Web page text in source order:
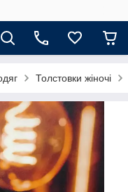
Толстовки жіночі